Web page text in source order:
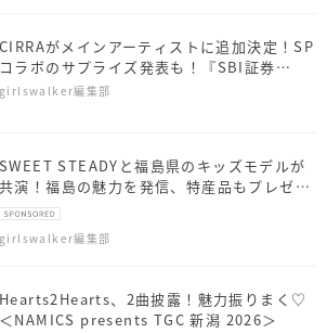
CIRRAがメインアーティストに追加決定！SP
コラボのサプライズ発表も！『SBI証券
presents TGC 北九州 2026』
girlswalker編集部
SWEET STEADYと福島県のキッズモデルが
共演！福島の魅力を発信、特産品もプレゼン
ト
girlswalker編集部
Hearts2Hearts、2曲披露！魅力振りまく♡
＜NAMICS presents TGC 新潟 2026＞